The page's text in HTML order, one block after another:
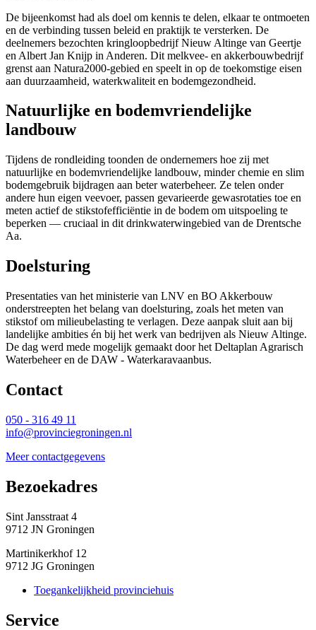
De bijeenkomst had als doel om kennis te delen, elkaar te ontmoeten
en de verbinding tussen beleid en praktijk te versterken. De
deelnemers bezochten kringloopbedrijf Nieuw Altinge van Geertje
en Albert Jan Knijp in Anderen. Dit melkvee- en akkerbouwbedrijf
grenst aan Natura2000-gebied en speelt in op de toekomstige eisen
aan duurzaamheid, waterkwaliteit en bodemgezondheid.
Natuurlijke en bodemvriendelijke
landbouw
Tijdens de rondleiding toonden de ondernemers hoe zij met
natuurlijke en bodemvriendelijke landbouw, minder chemie en slim
bodemgebruik bijdragen aan beter waterbeheer. Ze telen onder
andere hun eigen veevoer, passen gevarieerde gewasrotaties toe en
meten actief de stikstofefficiëntie in de bodem om uitspoeling te
beperken — cruciaal in dit drinkwaterwingebied van de Drentsche
Aa.
Doelsturing
Presentaties van het ministerie van LNV en BO Akkerbouw
onderstreepten het belang van doelsturing, zoals het meten van
stikstof om milieubelasting te verlagen. Deze aanpak sluit aan bij
landelijke ambities én bij het werk van bedrijven als Nieuw Altinge.
De dag werd mede mogelijk gemaakt door het Deltaplan Agrarisch
Waterbeheer en de DAW - Waterkaravaanbus.
Contact
050 - 316 49 11
info@provinciegroningen.nl
Meer contactgegevens
Bezoekadres
Sint Jansstraat 4
9712 JN Groningen
Martinikerkhof 12
9712 JG Groningen
Toegankelijkheid provinciehuis
Service